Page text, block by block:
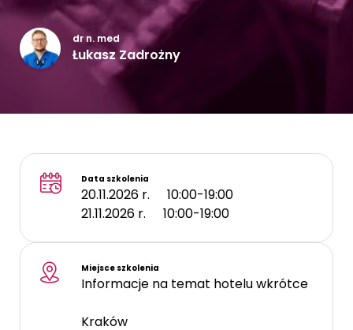
dr n. med
Łukasz Zadrożny
Data szkolenia
20.11.2026 r.
10:00-19:00
21.11.2026 r.
10:00-19:00
Miejsce szkolenia
Informacje na temat hotelu wkrótce
Kraków